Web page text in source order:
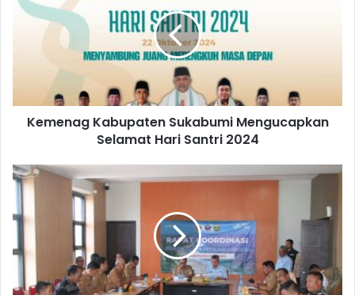
Kemenag Kabupaten Sukabumi Mengucapkan
Selamat Hari Santri 2024